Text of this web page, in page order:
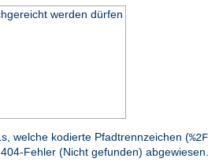
werden dürfen
welche kodierte Pfadtrennzeichen (%2F
Fehler (Nicht gefunden) abgewiesen.